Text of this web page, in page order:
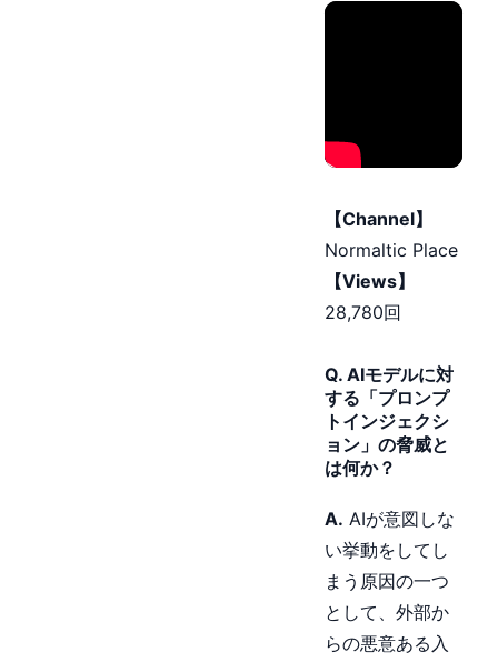
【Channel】
Normaltic Place
【Views】
28,780回
Q. AIモデルに対
する「プロンプ
トインジェクシ
ョン」の脅威と
は何か？
A. AIが意図しな
い挙動をしてし
まう原因の一つ
として、外部か
らの悪意ある入